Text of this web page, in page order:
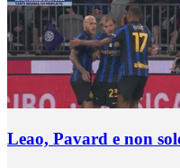
Leao, Pavard e non